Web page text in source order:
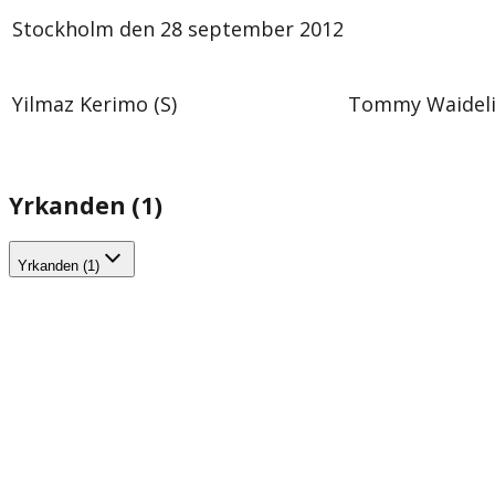
Stockholm den 28 september 2012
Yilmaz Kerimo (S) Tommy
Yrkanden (1)
Yrkanden (1)